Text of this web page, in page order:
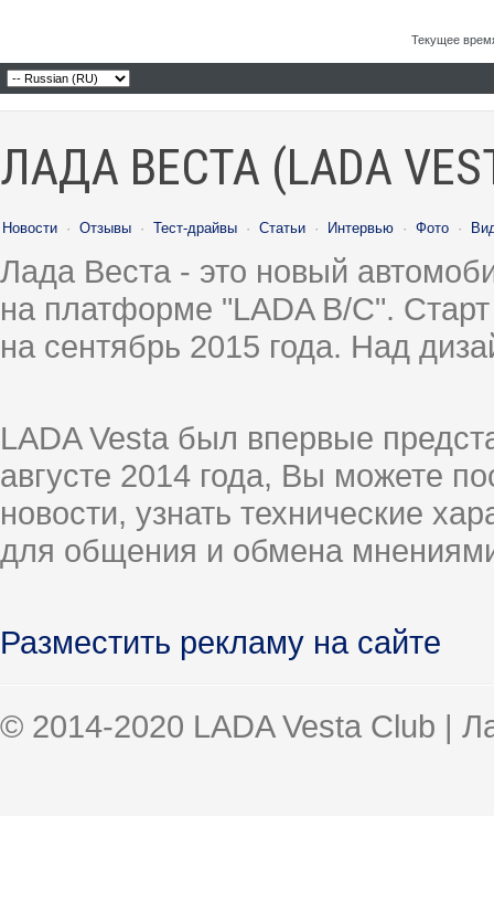
Текущее
ЛАДА ВЕСТА (LADA
Новости · Отзывы · Тест-драйвы · Статьи · Интервью · Фото ·
Лада Веста - это новый
на платформе "LADA B/C".
на сентябрь 2015 года. Над
LADA Vesta был впервые
августе 2014 года, Вы можете
новости, узнать технические
для общения и обмена
Разместить рекламу на сайте
© 2014-2020 LADA Vesta Club |